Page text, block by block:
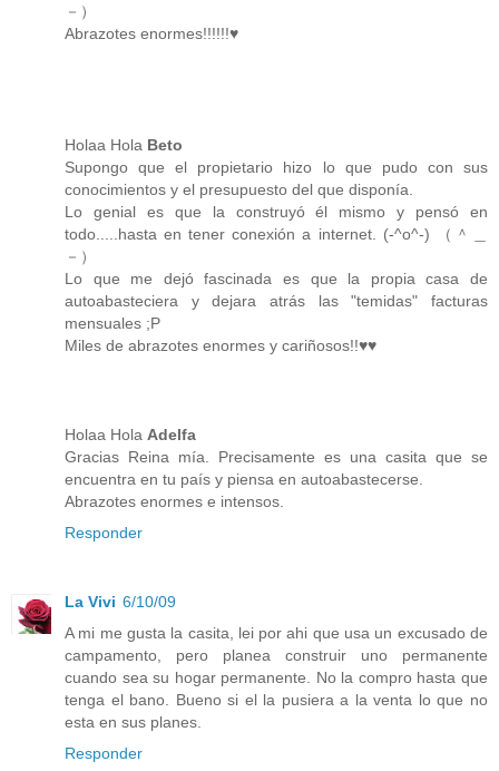
－）
Abrazotes enormes!!!!!!♥
Holaa Hola Beto
Supongo que el propietario hizo lo que pudo con sus
conocimientos y el presupuesto del que disponía.
Lo genial es que la construyó él mismo y pensó en
todo.....hasta en tener conexión a internet. (-^o^-) （＾＿
－）
Lo que me dejó fascinada es que la propia casa de
autoabasteciera y dejara atrás las "temidas" facturas
mensuales ;P
Miles de abrazotes enormes y cariñosos!!♥♥
Holaa Hola Adelfa
Gracias Reina mía. Precisamente es una casita que se
encuentra en tu país y piensa en autoabastecerse.
Abrazotes enormes e intensos.
Responder
La Vivi 6/10/09
A mi me gusta la casita, lei por ahi que usa un excusado de
campamento, pero planea construir uno permanente
cuando sea su hogar permanente. No la compro hasta que
tenga el bano. Bueno si el la pusiera a la venta lo que no
esta en sus planes.
Responder